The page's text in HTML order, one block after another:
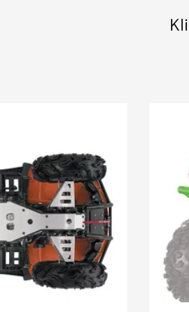
2007 Prowler + xt 7b
2008 400 pm street
2008 500 3in1 street
2008 500 street legal
2008 650 3in1 pm
2008 650 h1 street
2008 650 H1 TRV EFT
2008 650 prowler xt
2008 700 Diesel EGR
2009 1000 Cruiser PM